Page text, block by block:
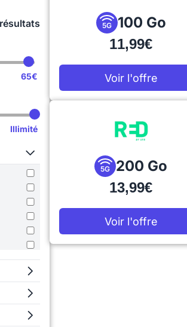
5G 100 Go
11,99€
Voir l'offre
5G 200 Go
13,99€
Voir l'offre